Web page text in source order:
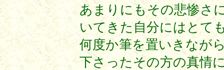
あまりにもその悲惨さ
いてきた自分にはとて
何度か筆を置いきなが
下さったその方の真情